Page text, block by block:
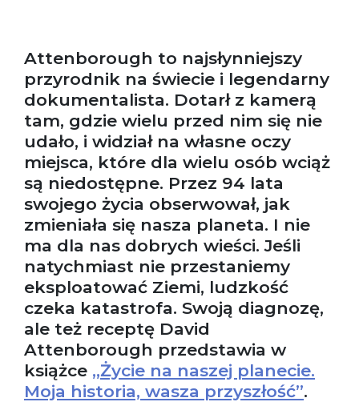
Attenborough to najsłynniejszy
przyrodnik na świecie i legendarny
dokumentalista. Dotarł z kamerą
tam, gdzie wielu przed nim się nie
udało, i widział na własne oczy
miejsca, które dla wielu osób wciąż
są niedostępne. Przez 94 lata
swojego życia obserwował, jak
zmieniała się nasza planeta. I nie
ma dla nas dobrych wieści. Jeśli
natychmiast nie przestaniemy
eksploatować Ziemi, ludzkość
czeka katastrofa. Swoją diagnozę,
ale też receptę David
Attenborough przedstawia w
książce „Życie na naszej planecie.
Moja historia, wasza przyszłość”.